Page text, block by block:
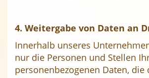
4. Weitergabe von Daten an
Innerhalb unseres
nur die Personen und Stellen
personenbezogenen Daten, die